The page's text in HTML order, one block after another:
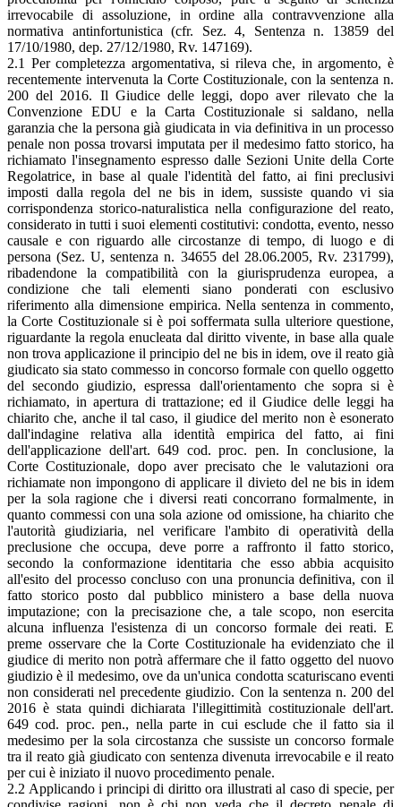
irrevocabile di assoluzione, in ordine alla contravvenzione alla
normativa antinfortunistica (cfr. Sez. 4, Sentenza n. 13859 del
17/10/1980, dep. 27/12/1980, Rv. 147169).
2.1 Per completezza argomentativa, si rileva che, in argomento, è
recentemente intervenuta la Corte Costituzionale, con la sentenza n.
200 del 2016. Il Giudice delle leggi, dopo aver rilevato che la
Convenzione EDU e la Carta Costituzionale si saldano, nella
garanzia che la persona già giudicata in via definitiva in un processo
penale non possa trovarsi imputata per il medesimo fatto storico, ha
richiamato l'insegnamento espresso dalle Sezioni Unite della Corte
Regolatrice, in base al quale l'identità del fatto, ai fini preclusivi
imposti dalla regola del ne bis in idem, sussiste quando vi sia
corrispondenza storico-naturalistica nella configurazione del reato,
considerato in tutti i suoi elementi costitutivi: condotta, evento, nesso
causale e con riguardo alle circostanze di tempo, di luogo e di
persona (Sez. U, sentenza n. 34655 del 28.06.2005, Rv. 231799),
ribadendone la compatibilità con la giurisprudenza europea, a
condizione che tali elementi siano ponderati con esclusivo
riferimento alla dimensione empirica. Nella sentenza in commento,
la Corte Costituzionale si è poi soffermata sulla ulteriore questione,
riguardante la regola enucleata dal diritto vivente, in base alla quale
non trova applicazione il principio del ne bis in idem, ove il reato già
giudicato sia stato commesso in concorso formale con quello oggetto
del secondo giudizio, espressa dall'orientamento che sopra si è
richiamato, in apertura di trattazione; ed il Giudice delle leggi ha
chiarito che, anche il tal caso, il giudice del merito non è esonerato
dall'indagine relativa alla identità empirica del fatto, ai fini
dell'applicazione dell'art. 649 cod. proc. pen. In conclusione, la
Corte Costituzionale, dopo aver precisato che le valutazioni ora
richiamate non impongono di applicare il divieto del ne bis in idem
per la sola ragione che i diversi reati concorrano formalmente, in
quanto commessi con una sola azione od omissione, ha chiarito che
l'autorità giudiziaria, nel verificare l'ambito di operatività della
preclusione che occupa, deve porre a raffronto il fatto storico,
secondo la conformazione identitaria che esso abbia acquisito
all'esito del processo concluso con una pronuncia definitiva, con il
fatto storico posto dal pubblico ministero a base della nuova
imputazione; con la precisazione che, a tale scopo, non esercita
alcuna influenza l'esistenza di un concorso formale dei reati. E
preme osservare che la Corte Costituzionale ha evidenziato che il
giudice di merito non potrà affermare che il fatto oggetto del nuovo
giudizio è il medesimo, ove da un'unica condotta scaturiscano eventi
non considerati nel precedente giudizio. Con la sentenza n. 200 del
2016 è stata quindi dichiarata l'illegittimità costituzionale dell'art.
649 cod. proc. pen., nella parte in cui esclude che il fatto sia il
medesimo per la sola circostanza che sussiste un concorso formale
tra il reato già giudicato con sentenza divenuta irrevocabile e il reato
per cui è iniziato il nuovo procedimento penale.
2.2 Applicando i principi di diritto ora illustrati al caso di specie, per